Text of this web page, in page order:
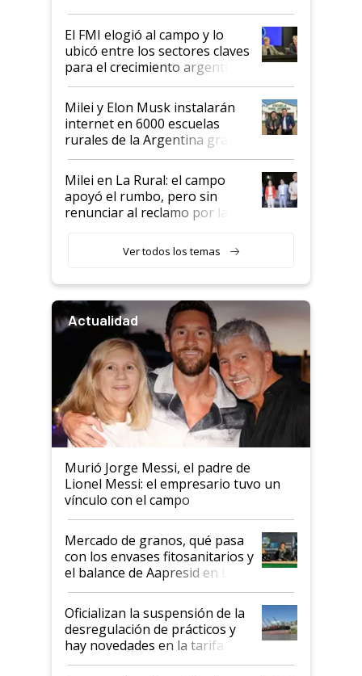
de Milei
El FMI elogió al campo y lo
ubicó entre los sectores claves
para el crecimiento argentino
Milei y Elon Musk instalarán
internet en 6000 escuelas
rurales de la Argentina gracias
a un acuerdo con Starlink
Milei en La Rural: el campo
apoyó el rumbo, pero sin
renunciar al reclamo por las
Ver todos los temas
Actualidad
Murió Jorge Messi, el padre de
Lionel Messi: el empresario tuvo un
vínculo con el campo
Mercado de granos, qué pasa
con los envases fitosanitarios y
el balance de Aapresid en La
Posta
Oficializan la suspensión de la
desregulación de prácticos y
hay novedades en la tarifa de
la hidrovía